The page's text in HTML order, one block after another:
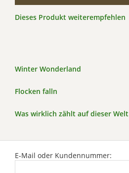
Dieses Produkt weiterempfehlen
Winter Wonderland
Flocken falln
Was wirklich zählt auf dieser Welt
E-Mail oder Kundennummer: